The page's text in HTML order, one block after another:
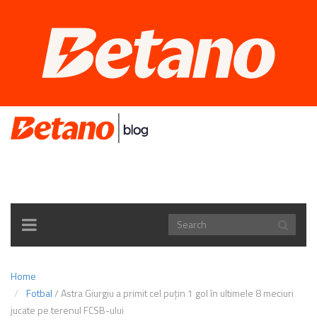
TOGGLE
NAVIGATION
Home
Fotbal/Astra Giurgiu a primit cel puţin 1 gol în ultimele 8 meciuri
jucate pe terenul FCSB-ului